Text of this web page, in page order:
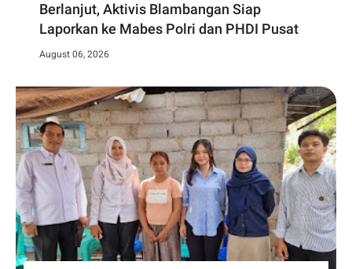
Berlanjut, Aktivis Blambangan Siap
Laporkan ke Mabes Polri dan PHDI Pusat
August 06, 2026